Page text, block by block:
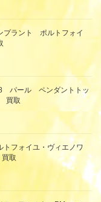
プラント ポルトフォイ
パール ペンダントトッ
買取
フォイユ・ヴィエノワ
取